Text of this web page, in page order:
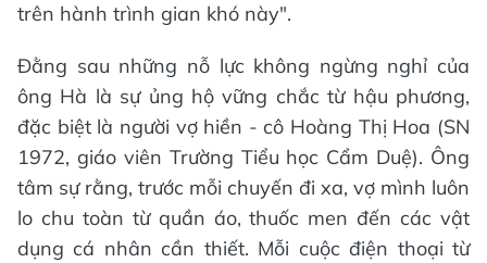
trên hành trình gian khó này".
Đằng sau những nỗ lực không ngừng nghỉ của
ông Hà là sự ủng hộ vững chắc từ hậu phương,
đặc biệt là người vợ hiền - cô Hoàng Thị Hoa (SN
1972, giáo viên Trường Tiểu học Cẩm Duệ). Ông
tâm sự rằng, trước mỗi chuyến đi xa, vợ mình luôn
lo chu toàn từ quần áo, thuốc men đến các vật
dụng cá nhân cần thiết. Mỗi cuộc điện thoại từ